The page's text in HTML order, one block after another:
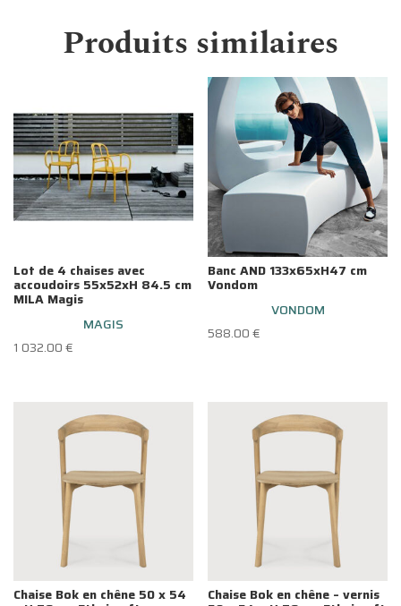
Produits similaires
Lot de 4 chaises avec
accoudoirs 55x52xH 84.5 cm
MILA Magis
MAGIS
1 032.00€
Banc AND 133x65xH47 cm
Vondom
VONDOM
588.00€
Chaise Bok en chêne 50 x 54 Chaise Bok en chêne – vernis